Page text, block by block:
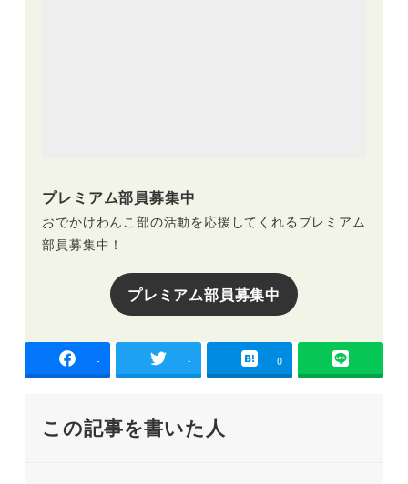
プレミアム部員募集中
おでかけわんこ部の活動を応援してくれるプレミアム
部員募集中！
プレミアム部員募集中
- - 0
この記事を書いた人